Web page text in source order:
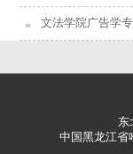
文法学院广告学专业师生赴
东
中国黑龙江省